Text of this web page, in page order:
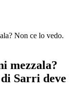
Non ce lo vedo.
mezzala?
Sarri deve